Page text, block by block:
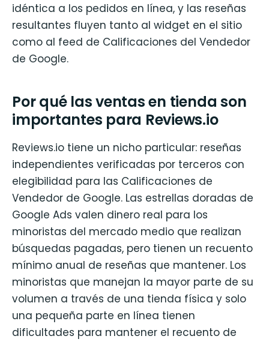
idéntica a los pedidos en línea, y las reseñas
resultantes fluyen tanto al widget en el sitio
como al feed de Calificaciones del Vendedor
de Google.
Por qué las ventas en tienda son
importantes para Reviews.io
Reviews.io tiene un nicho particular: reseñas
independientes verificadas por terceros con
elegibilidad para las Calificaciones de
Vendedor de Google. Las estrellas doradas de
Google Ads valen dinero real para los
minoristas del mercado medio que realizan
búsquedas pagadas, pero tienen un recuento
mínimo anual de reseñas que mantener. Los
minoristas que manejan la mayor parte de su
volumen a través de una tienda física y solo
una pequeña parte en línea tienen
dificultades para mantener el recuento de